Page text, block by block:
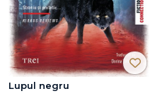
Lupul negru